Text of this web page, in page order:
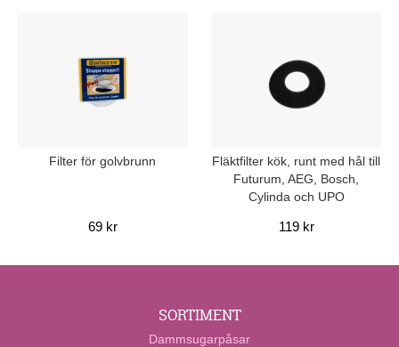
Filter för golvbrunn
69 kr
Fläktfilter kök, runt med hål till
Futurum, AEG, Bosch,
Cylinda och UPO
119 kr
SORTIMENT
Dammsugarpåsar